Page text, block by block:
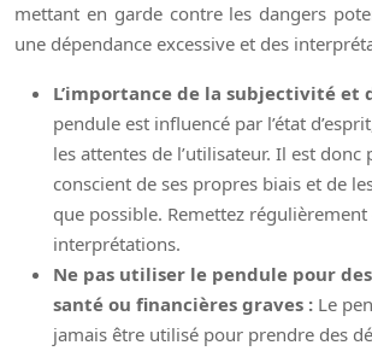
mettant en garde contre les dangers
une dépendance excessive et des
L’importance de la subjectivité et
pendule est influencé par l’état
les attentes de l’utilisateur. Il est donc
conscient de ses propres biais et de
que possible. Remettez
interprétations.
Ne pas utiliser le pendule pour
santé ou financières graves : Le
jamais être utilisé pour prendre des